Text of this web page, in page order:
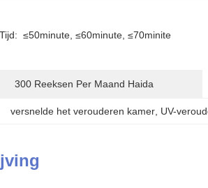
≤50minute, ≤60minute, ≤70minite
300 Reeksen Per Maand Haida
versnelde het verouderen kamer UV-